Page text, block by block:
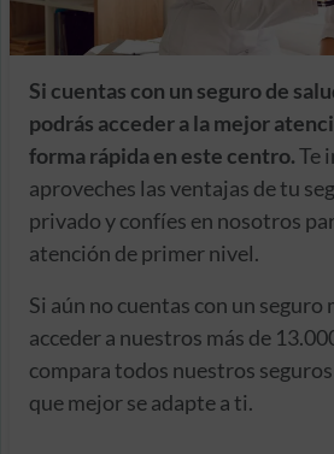
Si cuentas con un seguro de
podrás acceder a la mejor
forma rápida en este centro.Te
aproveches las ventajas de tu
privado y confíes en nosotros
atención de primer nivel.
Si aún no cuentas con un seguro
acceder a nuestros más de
compara todos nuestros
que mejor se adapte a ti.